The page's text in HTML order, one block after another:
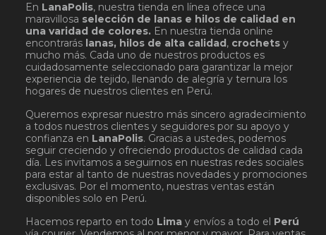
En LanaPolis, nuestra tienda en línea ofrece una
maravillosa selección de lanas e hilos de calidad en
una varidad de colores. En nuestra tienda online
encontrarás lanas, hilos de alta calidad, crochets y
mucho más. Cada uno de nuestros productos es
cuidadosamente seleccionado para garantizar la mejor
experiencia de tejido, llenando de alegría y ternura los
hogares de nuestros clientes en Perú.
Queremos expresar nuestro más sincero agradecimiento
a todos nuestros clientes y seguidores por su apoyo y
confianza en LanaPolis. Gracias a ustedes, podemos
seguir creciendo y ofreciendo productos de calidad cada
día. Les invitamos a seguirnos en nuestras redes sociales
para estar al tanto de nuestras novedades y promociones
exclusivas. Por el momento, nuestras ventas están
disponibles solo en Perú.
Hacemos reparto en todo Lima y envíos a todo el Perú